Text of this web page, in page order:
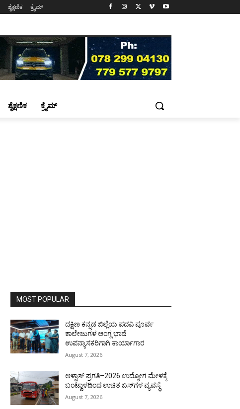
ಶೈಕ್ಷಣಿಕ ಕ್ರೈಮ್
ಶೈಕ್ಷಣಿಕ ಕ್ರೈಮ್
MOST POPULAR
ದಕ್ಷಿಣ ಕನ್ನಡ ಜಿಲ್ಲೆಯ ಪದವಿ ಪೂರ್ವ
ಕಾಲೇಜುಗಳ ಆಂಗ್ಲ ಭಾಷೆ
ಉಪನ್ಯಾಸಕರಿಗಾಗಿ ಕಾರ್ಯಾಗಾರ
August 7, 2026
ಆಳ್ವಾಸ್ ಪ್ರಗತಿ–2026 ಉದ್ಯೋಗ ಮೇಳಕ್ಕೆ
ಬಂಟ್ವಾಳದಿಂದ ಉಚಿತ ಬಸ್‌ಗಳ ವ್ಯವಸ್ಥೆ
August 7, 2026